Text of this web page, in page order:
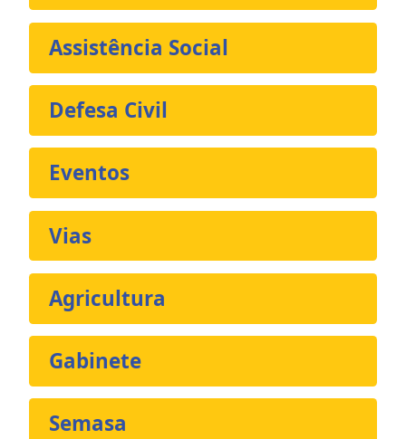
Assistência Social
Defesa Civil
Eventos
Vias
Agricultura
Gabinete
Semasa